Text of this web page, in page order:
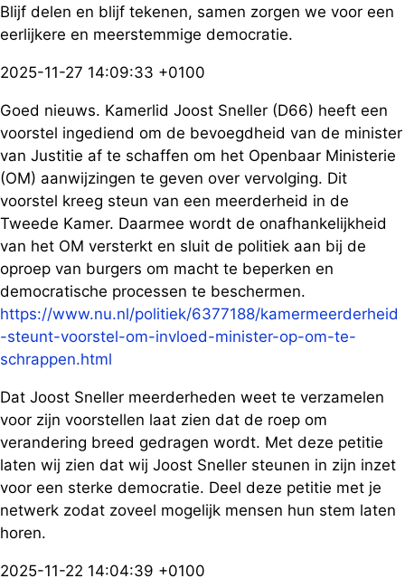
Blijf delen en blijf tekenen, samen zorgen we voor een
eerlijkere en meerstemmige democratie.
2025-11-27 14:09:33 +0100
Goed nieuws. Kamerlid Joost Sneller (D66) heeft een
voorstel ingediend om de bevoegdheid van de minister
van Justitie af te schaffen om het Openbaar Ministerie
(OM) aanwijzingen te geven over vervolging. Dit
voorstel kreeg steun van een meerderheid in de
Tweede Kamer. Daarmee wordt de onafhankelijkheid
van het OM versterkt en sluit de politiek aan bij de
oproep van burgers om macht te beperken en
democratische processen te beschermen.
https://www.nu.nl/politiek/6377188/kamermeerderheid
-steunt-voorstel-om-invloed-minister-op-om-te-
schrappen.html
Dat Joost Sneller meerderheden weet te verzamelen
voor zijn voorstellen laat zien dat de roep om
verandering breed gedragen wordt. Met deze petitie
laten wij zien dat wij Joost Sneller steunen in zijn inzet
voor een sterke democratie. Deel deze petitie met je
netwerk zodat zoveel mogelijk mensen hun stem laten
horen.
2025-11-22 14:04:39 +0100